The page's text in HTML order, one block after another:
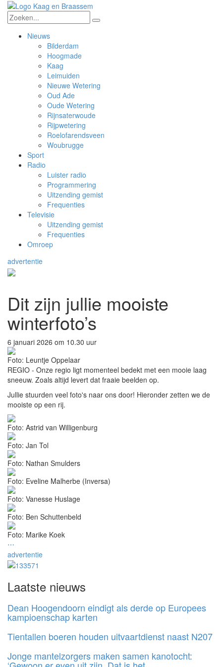
Nieuws
Bilderdam
Hoogmade
Kaag
Leimuiden
Nieuwe Wetering
Oud Ade
Oude Wetering
Rijnsaterwoude
Rijpwetering
Roelofarendsveen
Woubrugge
Sport
Radio
Luister radio
Programmering
Uitzending gemist
Frequenties
Televisie
Uitzending gemist
Frequenties
Omroep
advertentie
Dit zijn jullie mooiste
winterfoto’s
6 januari 2026 om 10.30 uur
Foto: Leuntje Oppelaar
REGIO - Onze regio ligt momenteel bedekt met een mooie laag
sneeuw. Zoals altijd levert dat fraaie beelden op.
Jullie stuurden veel foto's naar ons door! Hieronder zetten we de
mooiste op een rij.
Foto: Astrid van Willigenburg
Foto: Jan Tol
Foto: Nathan Smulders
Foto: Eveline Malherbe (Inversa)
Foto: Vanesse Huslage
Foto: Ben Schuttenbeld
Foto: Marike Koek
⋯
advertentie
Laatste nieuws
Dean Hoogendoorn eindigt als derde op Europees
kampioenschap karten
Tientallen boeren houden uitvaartdienst naast N207
Jonge mantelzorgers maken samen kanotocht: